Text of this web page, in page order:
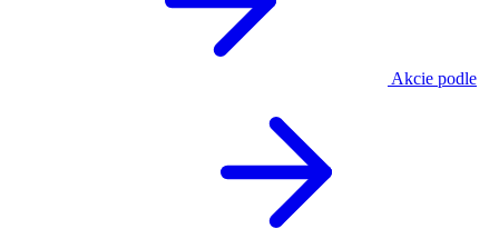
Akcie podle